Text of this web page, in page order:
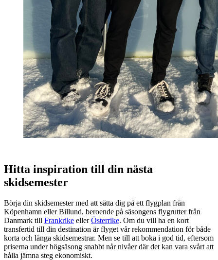
Hitta inspiration till din nästa
skidsemester
Börja din skidsemester med att sätta dig på ett flygplan från
Köpenhamn eller Billund, beroende på säsongens flygrutter från
Danmark till Frankrike ellerÖsterrike. Om du vill ha en kort
transfertid till din destination är flyget vår rekommendation för både
korta och långa skidsemestrar. Men se till att boka i god tid, eftersom
priserna under högsäsong snabbt når nivåer där det kan vara svårt att
hålla jämna steg ekonomiskt.